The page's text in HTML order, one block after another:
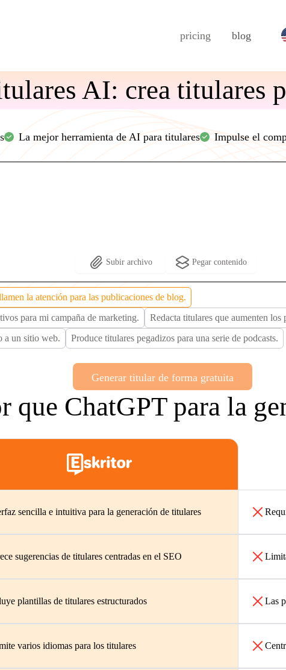
pricing blog
AI: crea titulares
La mejor herramienta de AI para titulares Impulse el
Subir archivo Pegar contenido
la atención para las publicaciones de blog.
para mi campaña de marketing.
Redacta titulares que aumenten
a un sitio web.
Produce titulares pegadizos para una serie de podcasts.
Generar titular de forma gratuita
que ChatGPT para la
sencilla e intuitiva para la generación de titulares
sugerencias de titulares centradas en el SEO
plantillas de titulares estructurados Las
varios idiomas para los titulares